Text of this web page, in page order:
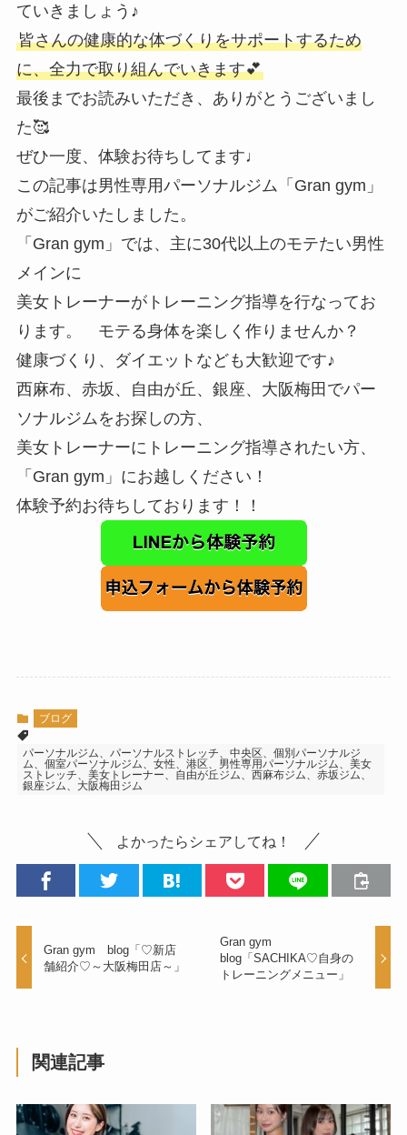
ていきましょう♪
皆さんの健康的な体づくりをサポートするため
に、全力で取り組んでいきます💕
最後までお読みいただき、ありがとうございまし
た🥰
ぜひ一度、体験お待ちしてます♩
この記事は男性専用パーソナルジム「Gran gym」
がご紹介いたしました。
「Gran gym」では、主に30代以上のモテたい男性
メインに
美女トレーナーがトレーニング指導を行なってお
ります。 モテる身体を楽しく作りませんか？
健康づくり、ダイエットなども大歓迎です♪
西麻布、赤坂、自由が丘、銀座、大阪梅田でパー
ソナルジムをお探しの方、
美女トレーナーにトレーニング指導されたい方、
「Gran gym」にお越しください！
体験予約お待ちしております！！
ブログ
パーソナルジム、パーソナルストレッチ、中央区、個別パーソナルジ
ム、個室パーソナルジム、女性、港区、男性専用パーソナルジム、美女
ストレッチ、美女トレーナー、自由が丘ジム、西麻布ジム、赤坂ジム、
銀座ジム、大阪梅田ジム
よかったらシェアしてね！
Gran gym blog「♡新店
舗紹介♡～大阪梅田店～」
Gran gym
blog「SACHIKA♡自身の
トレーニングメニュー」
関連記事